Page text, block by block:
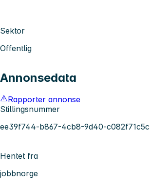
Sektor
Offentlig
Annonsedata
Rapporter annonse
Stillingsnummer
ee39f744-b867-4cb8-9d40-
Hentet fra
jobbnorge